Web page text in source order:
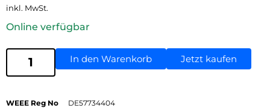
inkl. MwSt.
Online verfügbar
In den Warenkorb Jetzt kaufen
WEEE Reg No
DE57734404